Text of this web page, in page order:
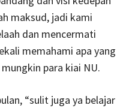
maksud, jadi kami
dan mencermati
memahami apa yang
para kiai NU.
“sulit juga ya belajar